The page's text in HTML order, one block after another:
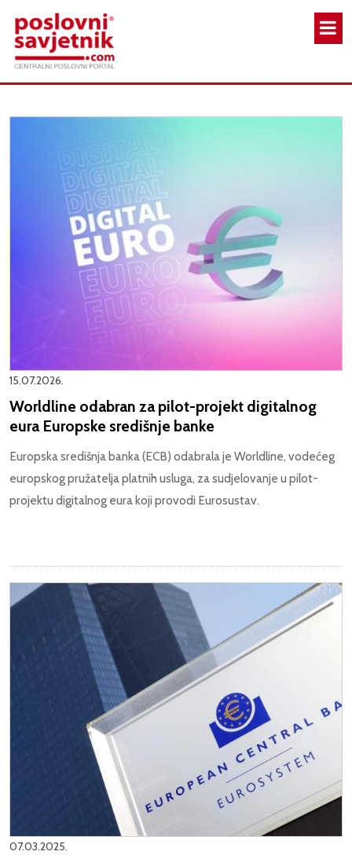
15.07.2026.
Worldline odabran za pilot-projekt digitalnog
eura Europske središnje banke
Europska središnja banka (ECB) odabrala je Worldline, vodećeg
europskog pružatelja platnih usluga, za sudjelovanje u pilot-
projektu digitalnog eura koji provodi Eurosustav.
07.03.2025.